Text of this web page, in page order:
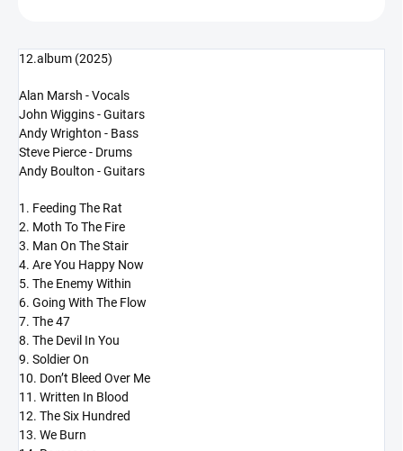
12.album (2025)
Alan Marsh - Vocals
John Wiggins - Guitars
Andy Wrighton - Bass
Steve Pierce - Drums
Andy Boulton - Guitars
1. Feeding The Rat
2. Moth To The Fire
3. Man On The Stair
4. Are You Happy Now
5. The Enemy Within
6. Going With The Flow
7. The 47
8. The Devil In You
9. Soldier On
10. Don’t Bleed Over Me
11. Written In Blood
12. The Six Hundred
13. We Burn